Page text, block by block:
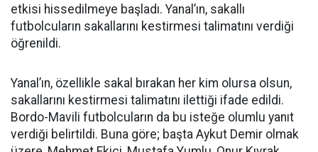
etkisi hissedilmeye başladı. Yanal’ın, sakallı
futbolcuların sakallarını kestirmesi talimatını verdiği
öğrenildi.
Yanal’ın, özellikle sakal bırakan her kim olursa olsun,
sakallarını kestirmesi talimatını ilettiği ifade edildi.
Bordo-Mavili futbolcuların da bu isteğe olumlu yanıt
verdiği belirtildi. Buna göre; başta Aykut Demir olmak